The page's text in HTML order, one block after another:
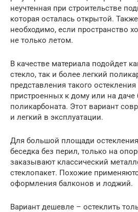
неучтенная при строительстве
которая осталась открытой.
необходимо, если пространство
не только летом.
В качестве материала подойдет
стекло, так и более легкий
представления такого
пристроенных к дому или на даче
поликарбоната. Этот вариант
и легкий в эксплуатации.
Для большой площади
беседка без перил, только на
заказывают классический
стеклопакет. Похожие
оформления балконов и лоджий.
Вариант дешевле – остеклить